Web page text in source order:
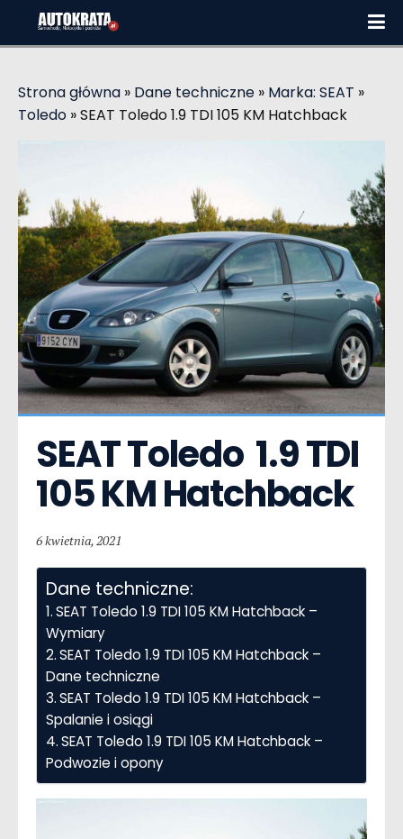
Strona główna » Dane techniczne » Marka: SEAT »
Toledo »SEAT Toledo 1.9 TDI 105 KM Hatchback
SEAT Toledo  1.9 TDI
105 KM Hatchback
6 kwietnia, 2021
Dane techniczne:
SEAT Toledo 1.9 TDI 105 KM Hatchback –
Wymiary
SEAT Toledo 1.9 TDI 105 KM Hatchback –
Dane techniczne
SEAT Toledo 1.9 TDI 105 KM Hatchback –
Spalanie i osiągi
SEAT Toledo 1.9 TDI 105 KM Hatchback –
Podwozie i opony